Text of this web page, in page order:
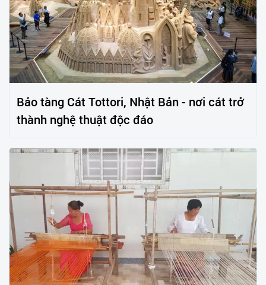
Bảo tàng Cát Tottori, Nhật Bản - nơi cát trở
thành nghệ thuật độc đáo